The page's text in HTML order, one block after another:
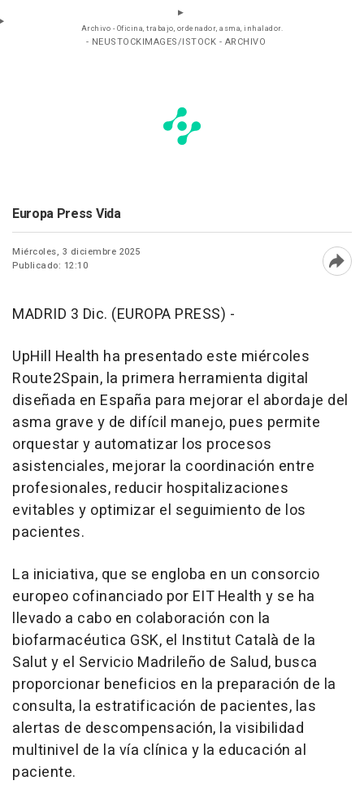
Archivo - Oficina, trabajo, ordenador, asma, inhalador.
- NEUSTOCKIMAGES/ISTOCK - ARCHIVO
Europa Press Vida
Miércoles, 3 diciembre 2025
Publicado: 12:10
MADRID 3 Dic. (EUROPA PRESS) -
UpHill Health ha presentado este miércoles
Route2Spain, la primera herramienta digital
diseñada en España para mejorar el abordaje del
asma grave y de difícil manejo, pues permite
orquestar y automatizar los procesos
asistenciales, mejorar la coordinación entre
profesionales, reducir hospitalizaciones
evitables y optimizar el seguimiento de los
pacientes.
La iniciativa, que se engloba en un consorcio
europeo cofinanciado por EIT Health y se ha
llevado a cabo en colaboración con la
biofarmacéutica GSK, el Institut Català de la
Salut y el Servicio Madrileño de Salud, busca
proporcionar beneficios en la preparación de la
consulta, la estratificación de pacientes, las
alertas de descompensación, la visibilidad
multinivel de la vía clínica y la educación al
paciente.